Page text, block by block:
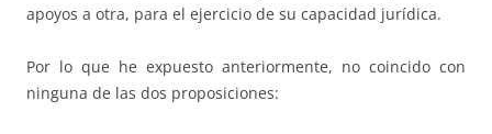
apoyos a otra, para el ejercicio de su capacidad jurídica.
Por lo que he expuesto anteriormente, no coincido con
ninguna de las dos proposiciones: